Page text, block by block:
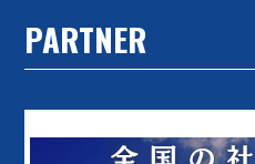
PARTNER